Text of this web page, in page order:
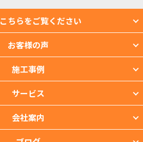
ちらをご覧ください
お客様の声
施工事例
サービス
会社案内